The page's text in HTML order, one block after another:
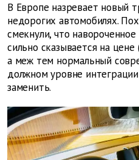
В Европе назревает новый
недорогих автомобилях.
смекнули, что
сильно сказывается на
а меж тем нормальный
должном уровне
заменить.